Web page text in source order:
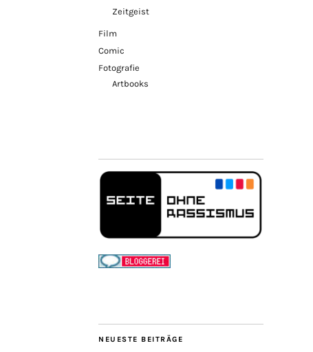
Zeitgeist
Film
Comic
Fotografie
Artbooks
NEUESTE BEITRÄGE